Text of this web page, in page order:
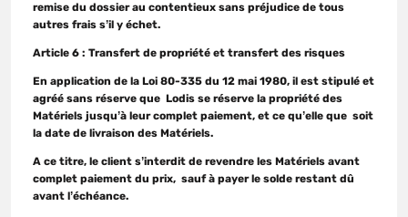
remise du dossier au contentieux sans préjudice de tous
autres frais s’il y échet.
Article 6 : Transfert de propriété et transfert des risques
En application de la Loi 80-335 du 12 mai 1980, il est stipulé et
agréé sans réserve que Lodis se réserve la propriété des
Matériels jusqu’à leur complet paiement, et ce qu’elle que soit
la date de livraison des Matériels.
A ce titre, le client s’interdit de revendre les Matériels avant
complet paiement du prix, sauf à payer le solde restant dû
avant l’échéance.